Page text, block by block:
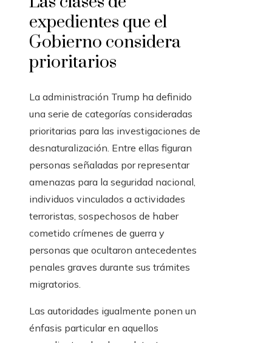
expedientes que el
Gobierno considera
prioritarios
La administración Trump ha definido
una serie de categorías consideradas
prioritarias para las investigaciones de
desnaturalización. Entre ellas figuran
personas señaladas por representar
amenazas para la seguridad nacional,
individuos vinculados a actividades
terroristas, sospechosos de haber
cometido crímenes de guerra y
personas que ocultaron antecedentes
penales graves durante sus trámites
migratorios.
Las autoridades igualmente ponen un
énfasis particular en aquellos